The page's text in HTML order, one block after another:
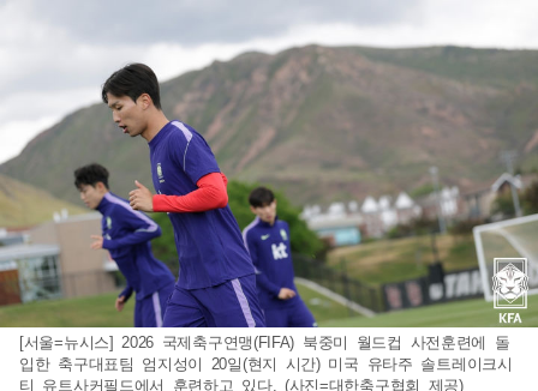
[서울=뉴시스] 2026 국제축구연맹(FIFA) 북중미 월드컵 사전훈련에 돌
입한 축구대표팀 엄지성이 20일(현지 시간) 미국 유타주 솔트레이크시
티 유트사커필드에서 훈련하고 있다. (사진=대한축구협회 제공)